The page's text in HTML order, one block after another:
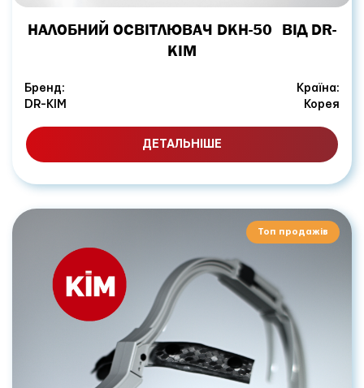
НАЛОБНИЙ ОСВІТЛЮВАЧ DKH-50 ВІД DR-
KIM
Бренд:
DR-KIM
Країна:
Корея
ДЕТАЛЬНІШЕ
Топ продажів